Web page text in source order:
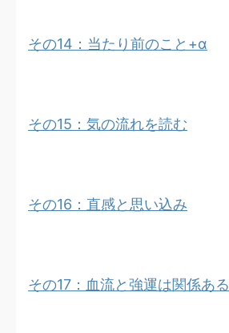
その14：当たり前のこと+α
その15：気の流れを読む
その16：直感と思い込み
その17：血流と強運は関係ある